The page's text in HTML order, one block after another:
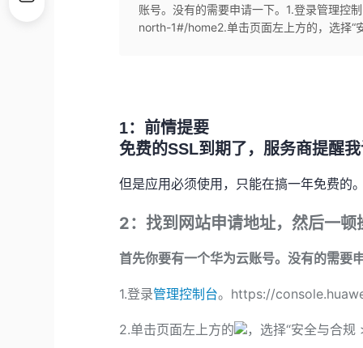
账号。没有的需要申请一下。1.登录管理
north-1#/home2.单击页面左上方的，选择“
1：前情提要
免费的SSL到期了，服务商提醒
但是应用必须使用，只能在搞一年免费的
2：找到网站申请地址，然后一顿
首先你要有一个华为云账号。没有的需要
1.登录管理控制台。https://
2.单击页面左上方的 ，选择“安全与合